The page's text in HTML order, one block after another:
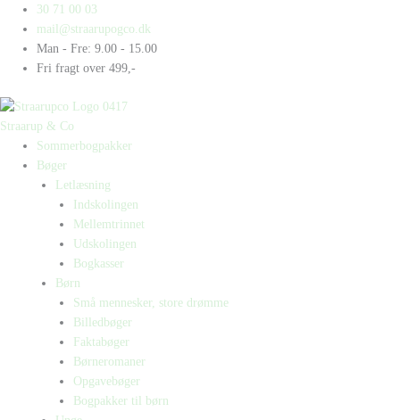
indholdet
30 71 00 03
mail@straarupogco.dk
Man - Fre: 9.00 - 15.00
Fri fragt over 499,-
Straarup & Co
Sommerbogpakker
Bøger
Letlæsning
Indskolingen
Mellemtrinnet
Udskolingen
Bogkasser
Børn
Små mennesker, store drømme
Billedbøger
Faktabøger
Børneromaner
Opgavebøger
Bogpakker til børn
Products
search
Products
search
Happy